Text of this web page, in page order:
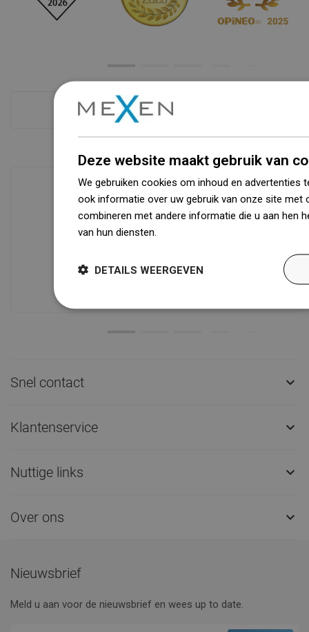
Zie alles
Beschikbaarheid van goederen
Een modern logistiek centrum met een
dan 68.000 palletplaatsen biedt meer
Snel contact 
Klantenservice 
Nuttige links 
Over ons 
Nieuwsbrief
Meld u aan voor de nieuwsbrief en wees up to date.
Deze website maakt gebruik van
We gebruiken cookies om inhoud en advertenties
ook informatie over uw gebruik van onze site met
combineren met andere informatie die u aan hen
van hun diensten.
DETAILS WEERGEVEN